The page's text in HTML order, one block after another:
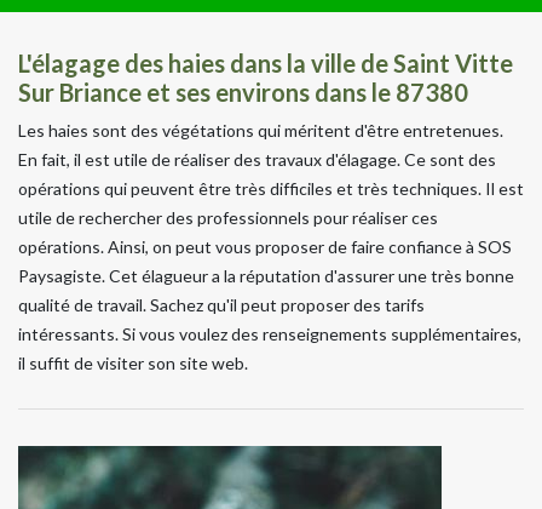
L'élagage des haies dans la ville de Saint Vitte
Sur Briance et ses environs dans le 87380
Les haies sont des végétations qui méritent d'être entretenues.
En fait, il est utile de réaliser des travaux d'élagage. Ce sont des
opérations qui peuvent être très difficiles et très techniques. Il est
utile de rechercher des professionnels pour réaliser ces
opérations. Ainsi, on peut vous proposer de faire confiance à SOS
Paysagiste. Cet élagueur a la réputation d'assurer une très bonne
qualité de travail. Sachez qu'il peut proposer des tarifs
intéressants. Si vous voulez des renseignements supplémentaires,
il suffit de visiter son site web.